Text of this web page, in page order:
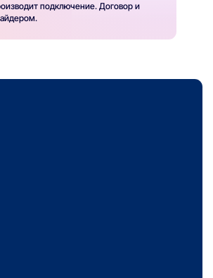
подключение. Договор и